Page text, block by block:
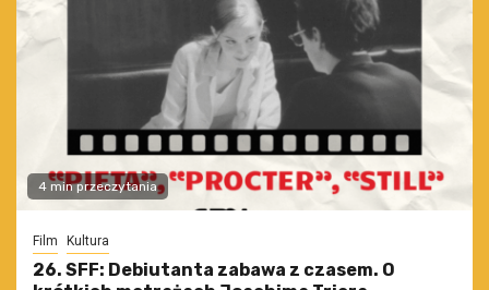
4 min przeczytania
Film Kultura
26. SFF: Debiutanta zabawa z czasem. O